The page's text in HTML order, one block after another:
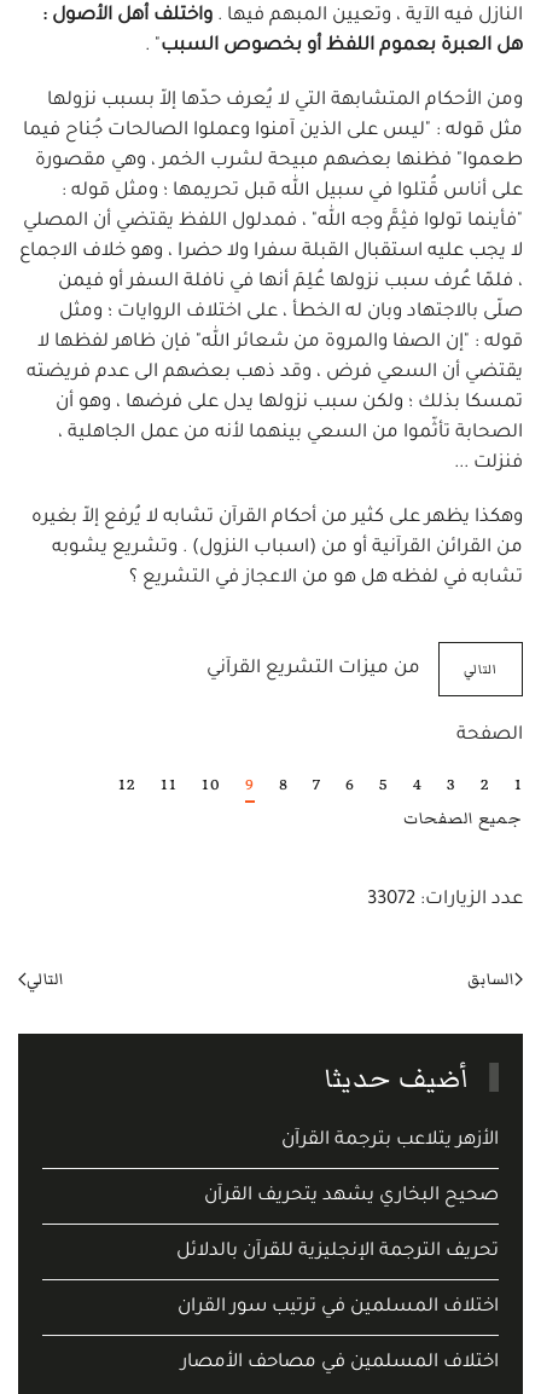
النازل فيه الآية ، وتعيين المبهم فيها . واختلف أهل الأصول :
هل العبرة بعموم اللفظ أو بخصوص السبب" .
ومن الأحكام المتشابهة التي لا يُعرف حدّها إلاّ بسبب نزولها
مثل قوله : "ليس على الذين آمنوا وعملوا الصالحات جُناح فيما
طعموا" فظنها بعضهم مبيحة لشرب الخمر ، وهي مقصورة
على أناس قُتلوا في سبيل الله قبل تحريمها ؛ ومثل قوله :
"فأينما تولوا فثِمَّ وجه الله" ، فمدلول اللفظ يقتضي أن المصلي
لا يجب عليه استقبال القبلة سفرا ولا حضرا ، وهو خلاف الاجماع
، فلمّا عُرف سبب نزولها عُلِمَ أنها في نافلة السفر أو فيمن
صلّى بالاجتهاد وبان له الخطأ ، على اختلاف الروايات ؛ ومثل
قوله : "إن الصفا والمروة من شعائر الله" فإن ظاهر لفظها لا
يقتضي أن السعي فرض ، وقد ذهب بعضهم الى عدم فريضته
تمسكا بذلك ؛ ولكن سبب نزولها يدل على فرضها ، وهو أن
الصحابة تأثّموا من السعي بينهما لأنه من عمل الجاهلية ،
فنزلت ...
وهكذا يظهر على كثير من أحكام القرآن تشابه لا يُرفع إلاّ بغيره
من القرائن القرآنية أو من (اسباب النزول) . وتشريع يشوبه
تشابه في لفظه هل هو من الاعجاز في التشريع ؟
التالي من ميزات التشريع القرآني
الصفحة
1
2
3
4
5
6
7
8
9
10
11
12
جميع الصفحات
عدد الزيارات: 33072
السابق التالي
أضيف حديثا
الأزهر يتلاعب بترجمة القرآن
صحيح البخاري يشهد يتحريف القرآن
تحريف الترجمة الإنجليزية للقرآن بالدلائل
اختلاف المسلمين في ترتيب سور القران
اختلاف المسلمين في مصاحف الأمصار